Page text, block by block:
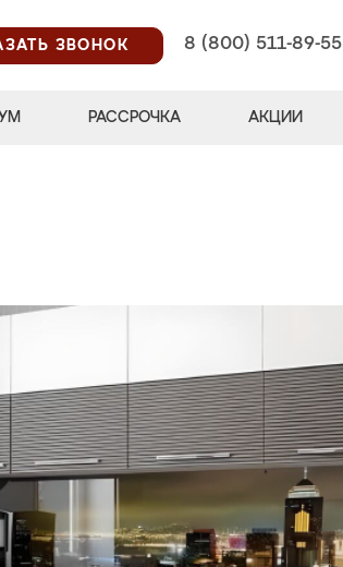
ЗВОНОК
8 (800) 511-89-55
РАССРОЧКА АКЦИИ